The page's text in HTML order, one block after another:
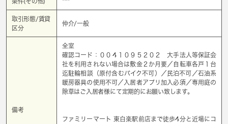
取引形態/賃貸
区分
仲介/一般
備考
全室
確認コード：００４１０９５２０２ 大手法人等保証会
社を利用されない場合は敷金２か月要／自転車各戸１台
迄駐輪相談（原付含むバイク不可）／民泊不可／石油系
暖房器具の使用不可／入居者アプリ加入必須／専用庭の
除草はご入居者様にて定期的にお願い致します。
ファミリーマート 東白楽駅前店まで徒歩4分と近場にコ